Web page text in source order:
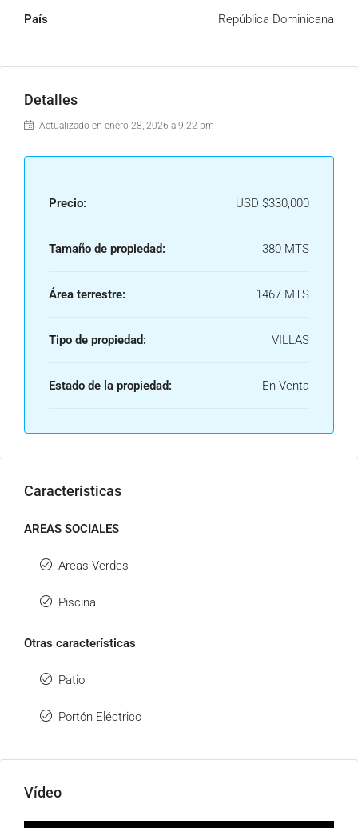
País República Dominicana
Detalles
Actualizado en enero 28, 2026 a 9:22 pm
Precio: USD $330,000
Tamaño de propiedad: 380 MTS
Área terrestre: 1467 MTS
Tipo de propiedad: VILLAS
Estado de la propiedad: En Venta
Caracteristicas
AREAS SOCIALES
Areas Verdes
Piscina
Otras características
Patio
Portón Eléctrico
Vídeo